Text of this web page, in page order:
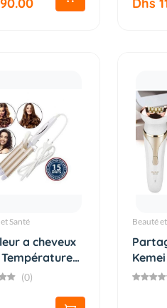
Dhs
Santé
a cheveux
(0)
Beauté